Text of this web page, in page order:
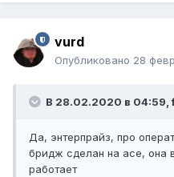
vurd
Опубликовано 28
В 28.02.2020 в 04:59,
Да, энтерпрайз, про
бридж сделан на асе, она
работает